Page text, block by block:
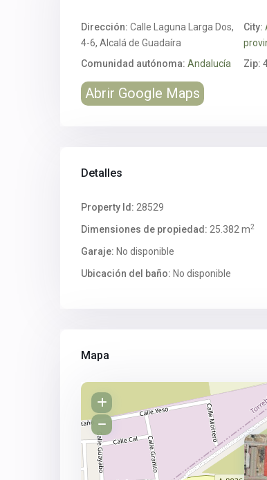
Dirección: Calle Laguna Larga Dos,
4-6, Alcalá de Guadaíra
City:
Comunidad autónoma: Andalucía Zip:
Abrir Google Maps
Detalles
Property Id: 28529
Dimensiones de propiedad: 25.382 m2
Garaje: No disponible
Ubicación del baño: No disponible
Mapa